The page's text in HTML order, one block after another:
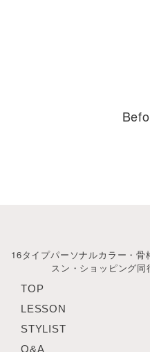
16タイプパーソナルカラー・
スン・ショッピング
TOP
LESSON
STYLIST
Q&A